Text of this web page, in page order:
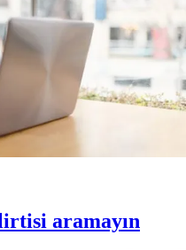
aramayın